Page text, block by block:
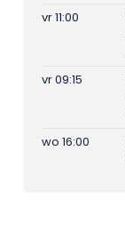
vr 11:00
vr 09:15
wo 16:00